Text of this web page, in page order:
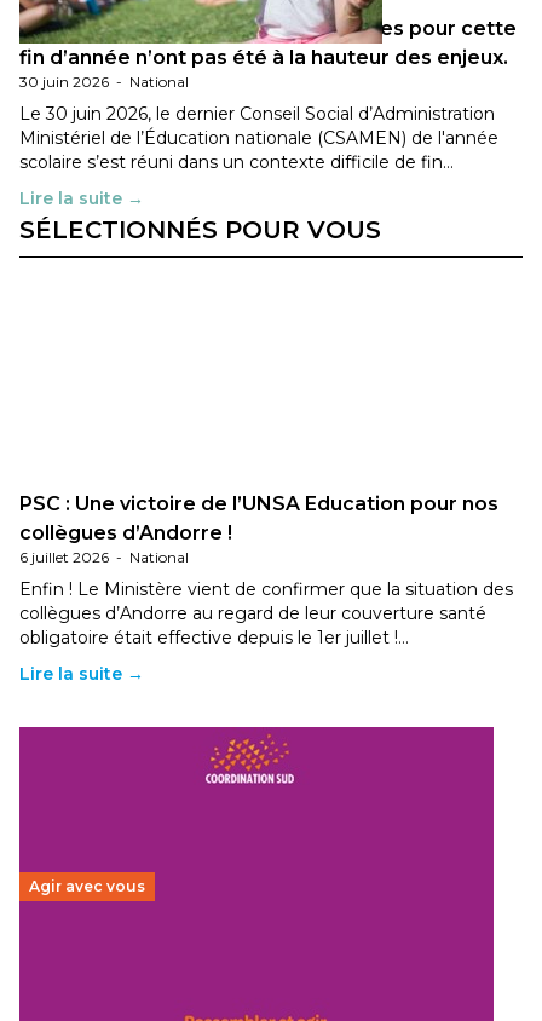
Les décisions ministérielles attendues pour cette
fin d’année n’ont pas été à la hauteur des enjeux.
30 juin 2026 - National
Le 30 juin 2026, le dernier Conseil Social d’Administration
Ministériel de l’Éducation nationale (CSAMEN) de l'année
scolaire s’est réuni dans un contexte difficile de fin…
Lire la suite →
SÉLECTIONNÉS POUR VOUS
PSC : Une victoire de l’UNSA Education pour nos
collègues d’Andorre !
6 juillet 2026 - National
Enfin ! Le Ministère vient de confirmer que la situation des
collègues d’Andorre au regard de leur couverture santé
obligatoire était effective depuis le 1er juillet !…
Lire la suite →
Agir avec vous